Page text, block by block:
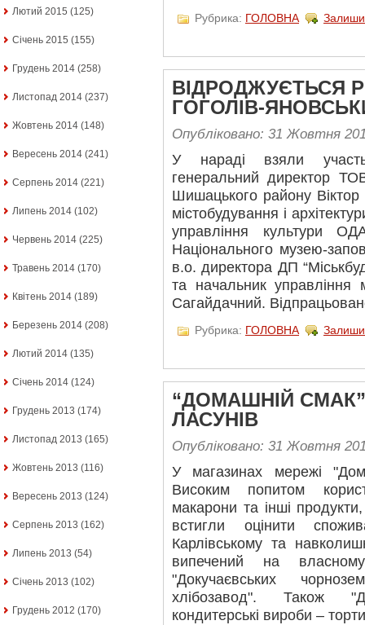
Лютий 2015 (125)
Січень 2015 (155)
Грудень 2014 (258)
Листопад 2014 (237)
Жовтень 2014 (148)
Вересень 2014 (241)
Серпень 2014 (221)
Липень 2014 (102)
Червень 2014 (225)
Травень 2014 (170)
Квітень 2014 (189)
Березень 2014 (208)
Лютий 2014 (135)
Січень 2014 (124)
Грудень 2013 (174)
Листопад 2013 (165)
Жовтень 2013 (116)
Вересень 2013 (124)
Серпень 2013 (162)
Липень 2013 (54)
Січень 2013 (102)
Грудень 2012 (170)
Рубрика: ГОЛОВНА
ВІДРОДЖУЄТЬСЯ
ГОГОЛІВ-
Опубліковано: 31 Жовтня
У нараді взяли
генеральний директор
Шишацького району
містобудування і
управління культури
Національного музею-
в.о. директора ДП
та начальник управління
Сагайдачний.
Рубрика: ГОЛОВНА
“ДОМАШНІЙ
ЛАСУНІВ
Опубліковано: 31 Жовтня
У магазинах мережі
Високим попитом
макарони та інші
встигли оцінити
Карлівському та
випечений на власному
"Докучаєвських
хлібозавод". Також
кондитерські вироби –